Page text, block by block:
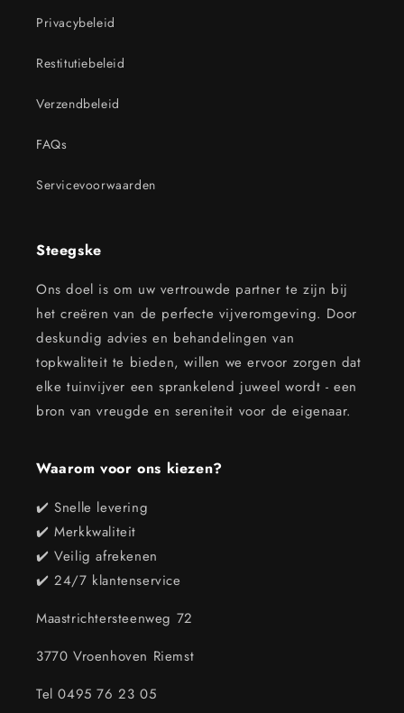
Privacybeleid
Restitutiebeleid
Verzendbeleid
FAQs
Servicevoorwaarden
Steegske
Ons doel is om uw vertrouwde partner te zijn bij
het creëren van de perfecte vijveromgeving. Door
deskundig advies en behandelingen van
topkwaliteit te bieden, willen we ervoor zorgen dat
elke tuinvijver een sprankelend juweel wordt - een
bron van vreugde en sereniteit voor de eigenaar.
Waarom voor ons kiezen?
✔️ Snelle levering
✔️ Merkkwaliteit
✔️ Veilig afrekenen
✔️ 24/7 klantenservice
Maastrichtersteenweg 72
3770 Vroenhoven Riemst
Tel 0495 76 23 05